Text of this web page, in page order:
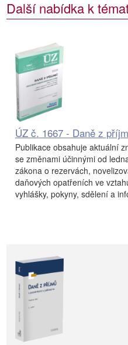
Další nabídka k
ÚZ č. 1667 - Daně z
Publikace obsahuje aktuální
se změnami účinnými od
zákona o rezervách,
daňových opatřeních ve
vyhlášky, pokyny, sdělení a